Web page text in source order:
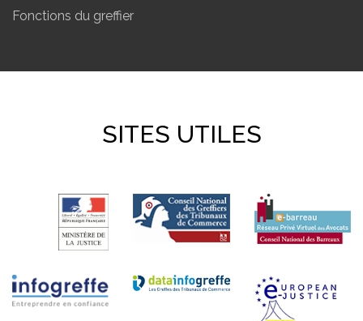
Fonctions du greffier
SITES UTILES